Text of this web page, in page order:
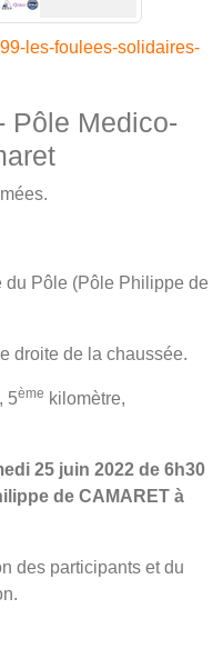
les-foulees-solidaires-
Pôle Medico-
du Pôle (Pôle Philippe de
droite de la chaussée.
5ème kilomètre,
25 juin 2022 de 6h30
de CAMARET à
des participants et du